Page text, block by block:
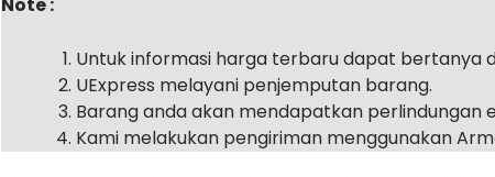
Untuk informasi harga terbaru dapat bertanya
UExpress melayani penjemputan barang.
Barang anda akan mendapatkan perlindungan
Kami melakukan pengiriman menggunakan